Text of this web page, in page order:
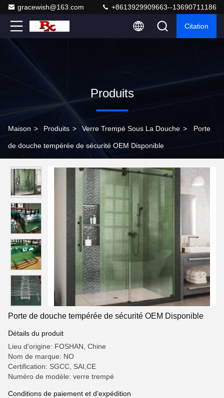
gracewish@163.com +8613929909663--13690711186
Citation
Produits
Maison > Produits > Verre Trempé Sous La Douche > Porte
de douche tempérée de sécurité OEM Disponible
Porte de douche tempérée de sécurité OEM Disponible
Détails du produit
Lieu d'origine: FOSHAN, Chine
Nom de marque: NO
Certification: SGCC, SAI,CE
Numéro de modèle: verre trempé
Conditions de paiement et d'expédition